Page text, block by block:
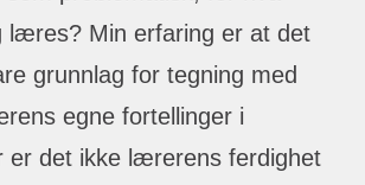
læres? Min erfaring er at det
grunnlag for tegning med
egne fortellinger i
er det ikke lærerens ferdighet